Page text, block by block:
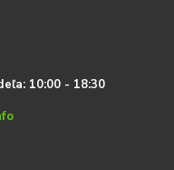
10:00 - 18:30